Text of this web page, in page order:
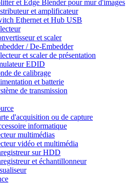
et Edge Blender pour mur d'images
et amplificateur
Ethernet et Hub USB
et scaler
/ De-Embedder
et scaler de présentation
EDID
de calibrage
et batterie
de transmission
d'acquisition ou de capture
informatique
multimédias
vidéo et multimédia
sur HDD
et échantillonneur